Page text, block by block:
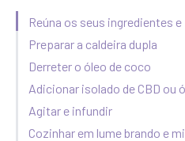
Reúna os seus ingredientes
Preparar a caldeira dupla
Derreter o óleo de coco
Adicionar isolado de CBD ou
Agitar e infundir
Cozinhar em lume brando e